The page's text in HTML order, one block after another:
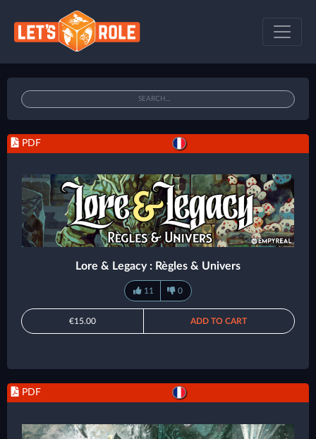
PDF
Lore & Legacy : Règles & Univers
11 0
€15.00 ADD TO CART
PDF